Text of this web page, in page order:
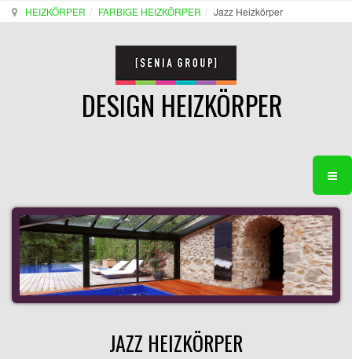
HEIZKÖRPER FARBIGE HEIZKÖRPER Jazz Heizkörper
DESIGN HEIZKÖRPER
JAZZ HEIZKÖRPER